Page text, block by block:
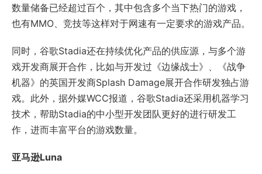
数量储备已经超过百个，其中包含多个当下热门的游戏，
也有MMO、竞技等这样对于网速有一定要求的游戏产品。
同时，谷歌Stadia还在持续优化产品的供应源，与多个游
戏开发商展开合作，比如与开发过《边缘战士》、《战争
机器》的英国开发商Splash Damage展开合作研发独占游
戏。此外，据外媒WCC报道，谷歌Stadia还采用机器学习
技术，帮助Stadia的中小型开发团队更好的进行研发工
作，进而丰富平台的游戏数量。
亚马逊Luna